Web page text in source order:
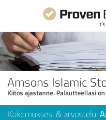
Amsons Islamic
Kiitos ajastanne. Palautteellasi
Kokemuksesi & arvostelu: